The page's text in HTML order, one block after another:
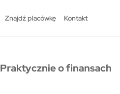
Znajdź placówkę Kontakt
Praktycznie o finansach